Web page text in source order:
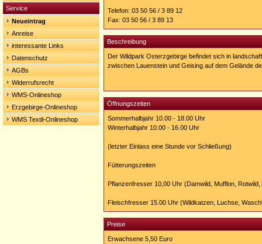
Service
Neueintrag
Anreise
interessante Links
Datenschutz
AGBs
Widerrufsrecht
WMS-Onlineshop
Erzgebirge-Onlineshop
WMS Textil-Onlineshop
http://www.wildpark-
osterzgebirge.de
Telefon: 03 50 56 / 3 89 12
Fax: 03 50 56 / 3 89 13
Beschreibung
Der Wildpark Osterzgebirge befindet sich in
zwischen Lauenstein und Geising auf dem Gelände
Öffnungszeiten
Sommerhalbjahr 10.00 - 18.00 Uhr
Winterhalbjahr 10.00 - 16.00 Uhr
(letzter Einlass eine Stunde vor Schließung)
Fütterungszeiten
Pflanzenfresser 10,00 Uhr (Damwild, Mufflon, Rotwild,
Fleischfresser 15.00 Uhr (Wildkatzen, Luchse,
Preise
Erwachsene 5,50 Euro